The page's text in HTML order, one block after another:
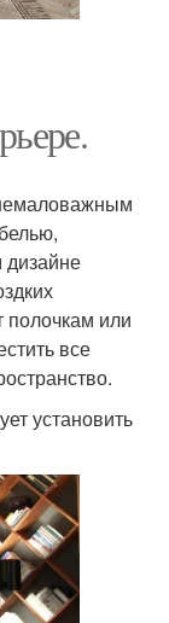
полочкам или
все
установить